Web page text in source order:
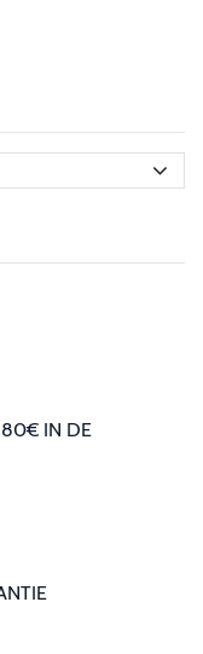
80€ IN DE